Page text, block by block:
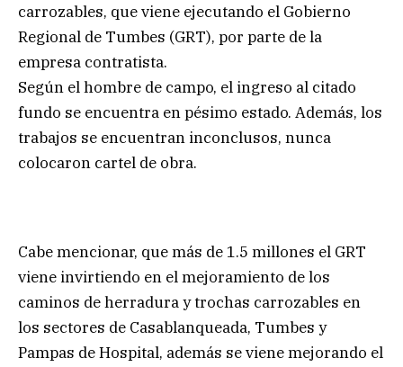
carrozables, que viene ejecutando el Gobierno
Regional de Tumbes (GRT), por parte de la
empresa contratista.
Según el hombre de campo, el ingreso al citado
fundo se encuentra en pésimo estado. Además, los
trabajos se encuentran inconclusos, nunca
colocaron cartel de obra.
Cabe mencionar, que más de 1.5 millones el GRT
viene invirtiendo en el mejoramiento de los
caminos de herradura y trochas carrozables en
los sectores de Casablanqueada, Tumbes y
Pampas de Hospital, además se viene mejorando el